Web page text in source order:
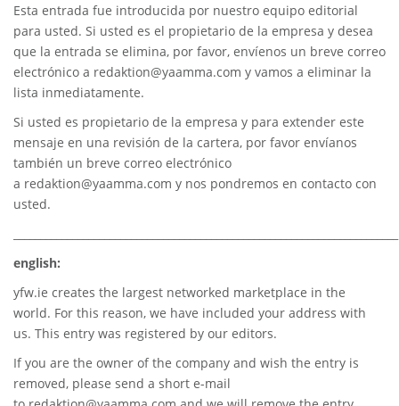
Esta entrada fue introducida por nuestro equipo editorial
para usted. Si usted es el propietario de la empresa y desea
que la entrada se elimina, por favor, envíenos un breve correo
electrónico a redaktion@yaamma.com y vamos a eliminar la
lista inmediatamente.
Si usted es propietario de la empresa y para extender este
mensaje en una revisión de la cartera, por favor envíanos
también un breve correo electrónico
a redaktion@yaamma.com y nos pondremos en contacto con
usted.
english:
yfw.ie creates the largest networked marketplace in the
world. For this reason, we have included your address with
us. This entry was registered by our editors.
If you are the owner of the company and wish the entry is
removed, please send a short e-mail